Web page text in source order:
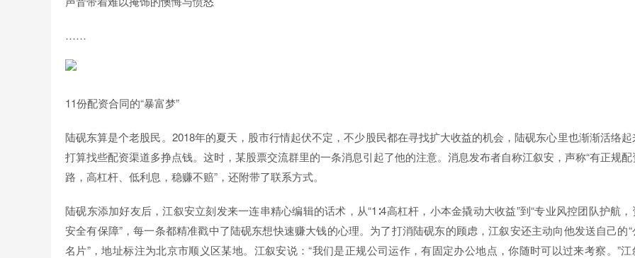
……
11份配资合同的“暴富梦”
陆砚东算是个老股民。2018年的夏天，股市行情起伏不定，不少股民都在寻找扩大收益的机会，陆砚东心里也渐渐活络起
打算找些配资渠道多挣点钱。这时，某股票交流群里的一条消息引起了他的注意。消息发布者自称江叙安，声称“有正规配
路，高杠杆、低利息，稳赚不赔”，还附带了联系方式。
陆砚东添加好友后，江叙安立刻发来一连串精心编辑的话术，从“1∶4高杠杆，小本金撬动大收益”到“专业风控团队护航，
安全有保障”，每一条都精准戳中了陆砚东想快速赚大钱的心理。为了打消陆砚东的顾虑，江叙安还主动向他发送自己的“
名片”，地址标注为北京市顺义区某地。江叙安说：“我们是正规公司运作，有固定办公地点，你随时可以过来考察。”江